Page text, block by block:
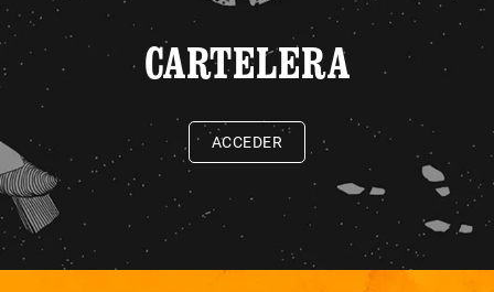
CARTELERA
ACCEDER